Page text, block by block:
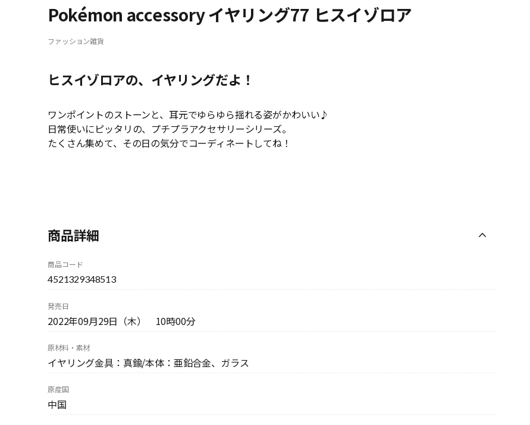
Pokémon accessory イヤリング77 ヒスイゾロア
ファッション雑貨
ヒスイゾロアの、イヤリングだよ！
ワンポイントのストーンと、耳元でゆらゆら揺れる姿がかわいい♪
日常使いにピッタリの、プチプラアクセサリーシリーズ。
たくさん集めて、その日の気分でコーディネートしてね！
商品詳細
商品コード
4521329348513
発売日
2022年09月29日（木） 10時00分
原材料・素材
イヤリング金具：真鍮/本体：亜鉛合金、ガラス
原産国
中国